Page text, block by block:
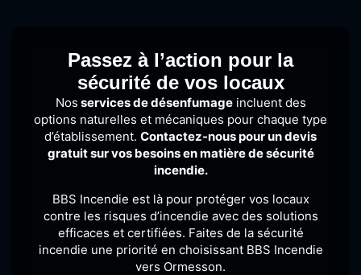
Passez à l’action pour la
sécurité de vos locaux
Nos services de désenfumageincluent des
options naturelles et mécaniques pour chaque type
d’établissement. Contactez-nous pour un devis
gratuit sur vos besoins en matière de sécurité
incendie.
BBS Incendie est là pour protéger vos locaux
contre les risques d’incendie avec des solutions
efficaces et certifiées. Faites de la sécurité
incendie une priorité en choisissant BBS Incendie
vers Ormesson.